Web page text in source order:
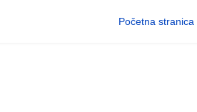
Početna stranica